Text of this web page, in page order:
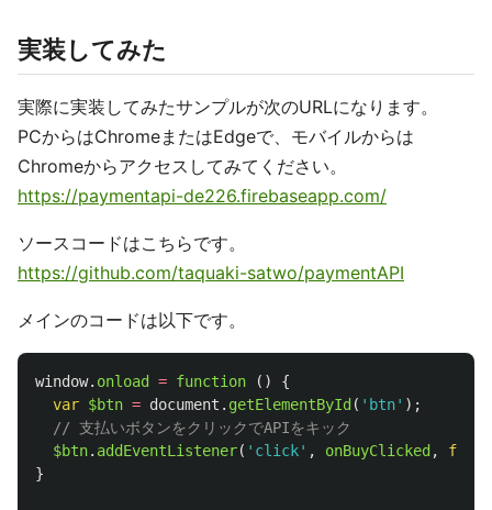
実装してみた
実際に実装してみたサンプルが次のURLになります。
PCからはChromeまたはEdgeで、モバイルからは
Chromeからアクセスしてみてください。
https://paymentapi-de226.firebaseapp.com/
ソースコードはこちらです。
https://github.com/taquaki-satwo/paymentAPI
メインのコードは以下です。
window. onload = function ()
{
var $btn = document . getElementById ( ' btn' );
// 支払いボタンをクリックでAPIをキック
$btn. addEventListener( ' click' , onBuyClicked ,
false
}